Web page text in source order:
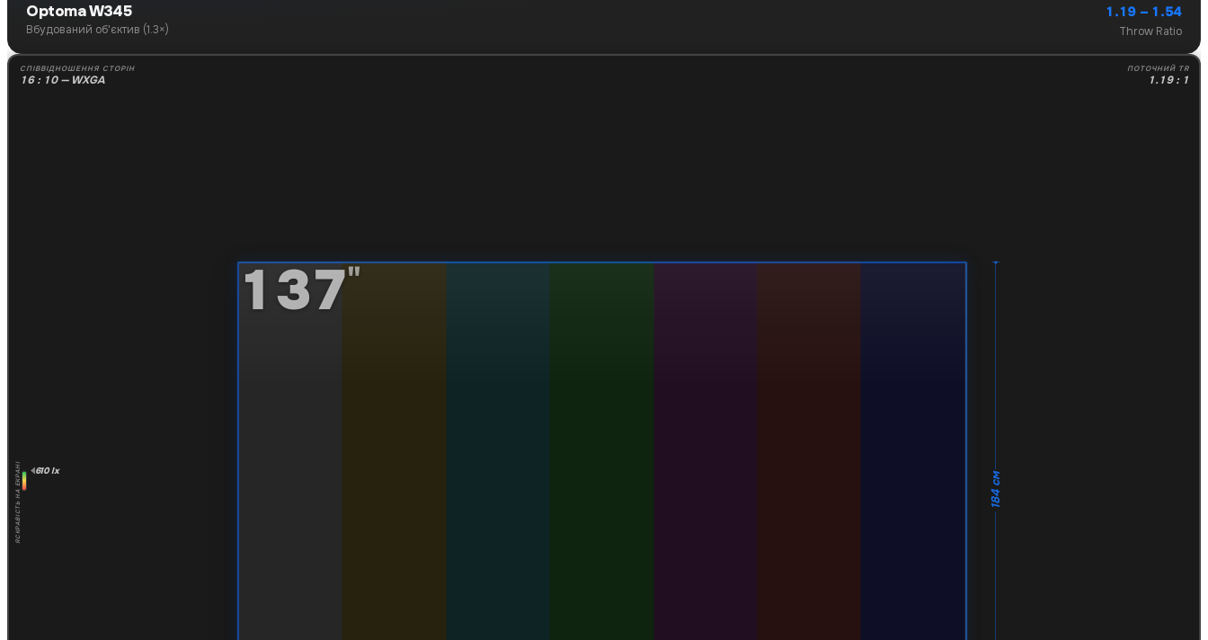
Optoma W345
Вбудований об'єктив (1.3×)
1.19 – 1.54
Throw Ratio
СПІВВІДНОШЕННЯ СТОРІН
16 : 10 — WXGA
ПОТОЧНИЙ TR
1.19 : 1
137"
184 см
ЯСКРАВІСТЬ НА ЕКРАНІ 610 lx